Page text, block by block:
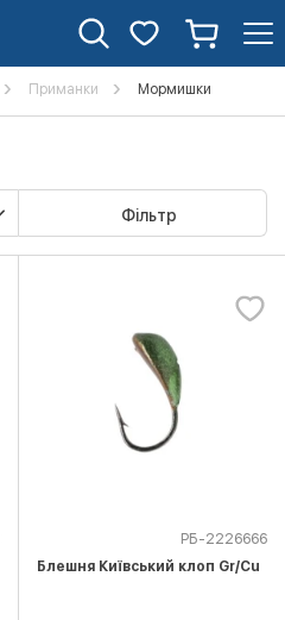
Приманки Мормишки
Фільтр
РБ-2226666
Блешня Київський клоп Gr/Cu